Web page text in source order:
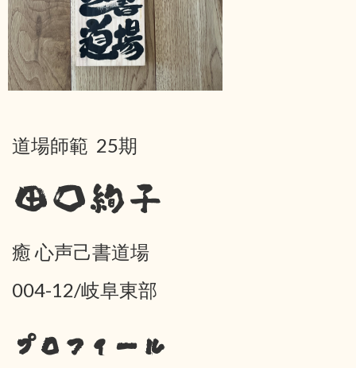
道場師範 25期
田口絢子
癒 心声己書道場
004-12/岐阜東部
プロフィール